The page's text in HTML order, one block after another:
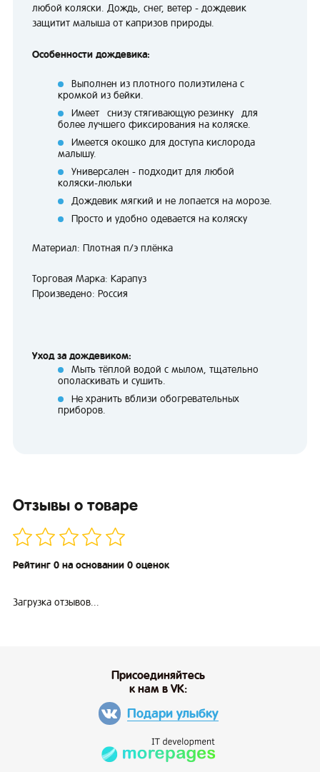
любой коляски. Дождь, снег, ветер - дождевик
защитит малыша от капризов природы.
Особенности дождевика:
Выполнен из плотного полиэтилена с
кромкой из бейки.
Имеет снизу стягивающую резинку для
более лучшего фиксирования на коляске.
Имеется окошко для доступа кислорода
малышу.
Универсален - подходит для любой
коляски-люльки
Дождевик мягкий и не лопается на морозе.
Просто и удобно одевается на коляску
Материал: Плотная п/э плёнка
Торговая Марка: Карапуз
Произведено: Россия
Уход за дождевиком:
Мыть тёплой водой с мылом, тщательно
ополаскивать и сушить.
Не хранить вблизи обогревательных
приборов.
Отзывы о товаре
Рейтинг 0 на основании 0 оценок
Загрузка отзывов...
Присоединяйтесь
к нам в VK:
Подари улыбку